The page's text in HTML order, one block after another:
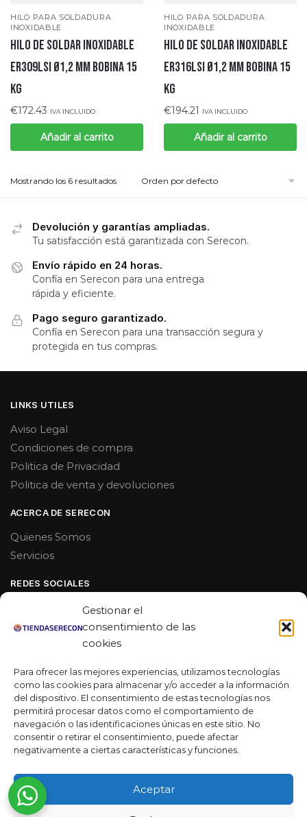
Gestionar el
consentimiento de las
cookies
Para ofrecer las mejores experiencias, utilizamos tecnologías
como las cookies para almacenar y/o acceder a la información
del dispositivo. El consentimiento de estas tecnologías nos
permitirá procesar datos como el comportamiento de
navegación o las identificaciones únicas en este sitio. No
consentir o retirar el consentimiento, puede afectar
negativamente a ciertas características y funciones.
Aceptar
HILO PARA SOLDADURA
INOXIDABLE
Hilo de soldar Inoxidable
ER309LSI Ø1,2 mm bobina 15
Kg
€172.43 IVA INCLUIDO
Añadir al carrito
HILO PARA SOLDADURA
INOXIDABLE
HILO DE SOLDAR INOXIDABLE
ER316LSI Ø1,2 mm BOBINA 15
Kg
€194.21 IVA INCLUIDO
Añadir al carrito
Mostrando los 6 resultados
Devolución y garantías ampliadas.
Tu satisfacción está garantizada con Serecon.
Envío rápido en 24 horas.
Confía en Serecon para una entrega
rápida y eficiente.
Pago seguro garantizado.
Confía en Serecon para una transacción segura y
protegida en tus compras.
LINKS UTILES
Aviso Legal
Condiciones de compra
Politica de Privacidad
Politica de venta y devoluciones
ACERCA DE SERECON
Quienes Somos
Servicios
REDES SOCIALES
Linkedin
MAS DE 50 RESEÑAS
★★★★★
La verdad es que fue una compra muy económica, la
día. ¡Estoy muy satisfecha con la atención al cliente y el
servicio!